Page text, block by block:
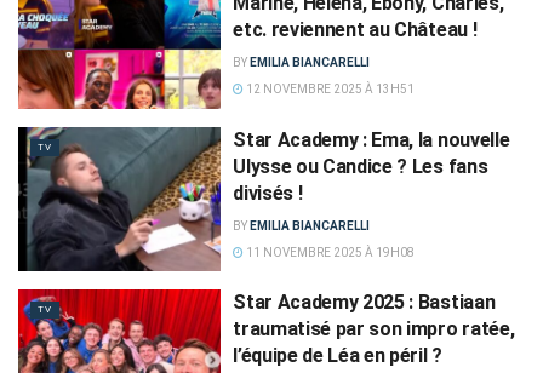
etc. reviennent au Château !
BY EMILIA BIANCARELLI
12 NOVEMBRE 2025 À 13H51
TV
Star Academy : Ema, la nouvelle
Ulysse ou Candice ? Les fans
divisés !
BY EMILIA BIANCARELLI
11 NOVEMBRE 2025 À 19H08
TV
Star Academy 2025 : Bastiaan
traumatisé par son impro ratée,
l’équipe de Léa en péril ?